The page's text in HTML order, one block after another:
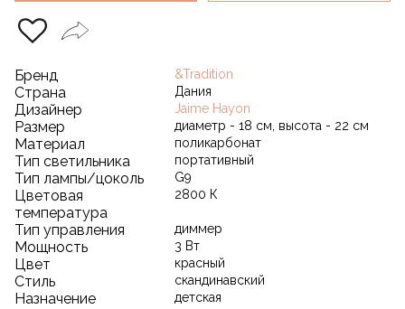
Бренд &Tradition
Страна Дания
Дизайнер Jaime Hayon
Размер диаметр - 18 см, высота - 22 см
Материал поликарбонат
Тип светильника портативный
Тип лампы/цоколь G9
Цветовая
температура
2800 К
Тип управления диммер
Мощность 3 Вт
Цвет красный
Стиль скандинавский
Назначение детская